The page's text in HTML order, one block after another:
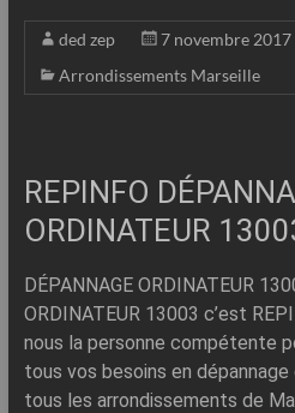
ded zep
7 novembre 2017
Arrondissements Marseille
REPINFO
ORDINATEUR
DÉPANNAGE ORDINATEUR
ORDINATEUR 13003 c’est
nous la personne compétente
tous vos besoins en
tous les arrondissements de